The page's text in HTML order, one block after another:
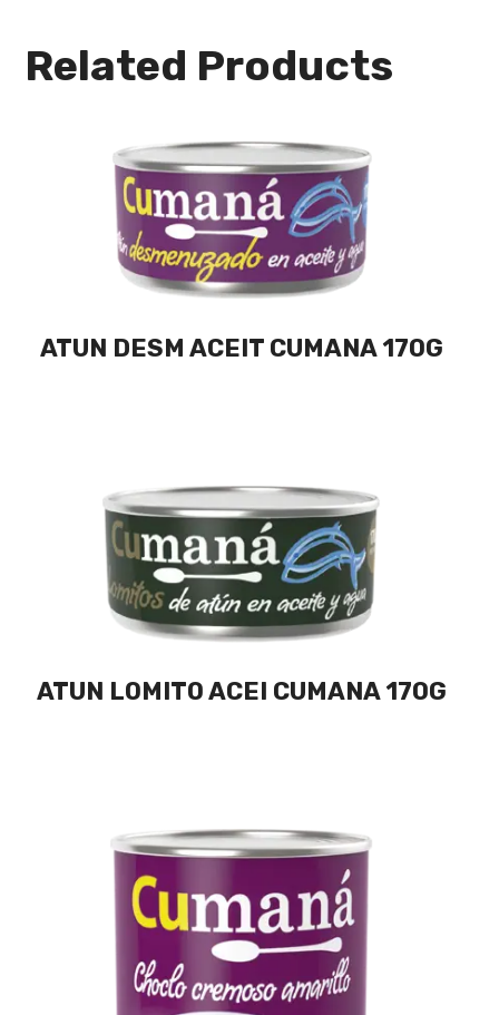
Related Products
ATUN DESM ACEIT CUMANA 170G
ATUN LOMITO ACEI CUMANA 170G